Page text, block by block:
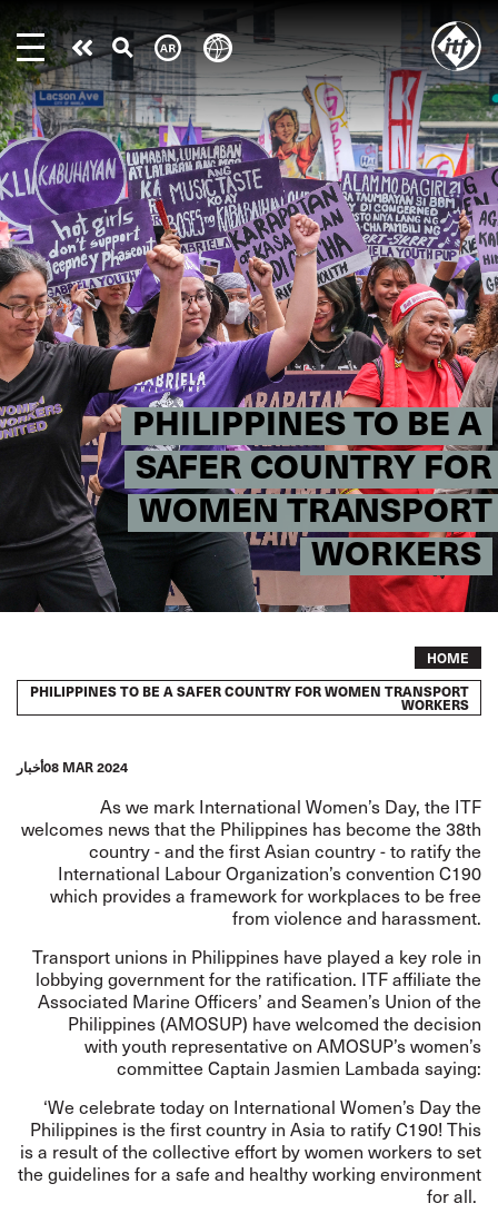
to
main
content
PHILIPPINES TO BE A
SAFER COUNTRY FOR
WOMEN TRANSPORT
WORKERS
Take
action
Breadcrumb
HOME
PHILIPPINES TO BE A SAFER COUNTRY FOR WOMEN TRANSPORT
WORKERS
أخبار08 MAR 2024
As we mark International Women’s Day, the ITF
welcomes news that the Philippines has become the 38th
country - and the first Asian country - to ratify the
International Labour Organization’s convention C190
which provides a framework for workplaces to be free
from violence and harassment.
Transport unions in Philippines have played a key role in
lobbying government for the ratification. ITF affiliate the
Associated Marine Officers’ and Seamen’s Union of the
Philippines (AMOSUP) have welcomed the decision
with youth representative on AMOSUP’s women’s
committee Captain Jasmien Lambada saying:
‘We celebrate today on International Women’s Day the
Philippines is the first country in Asia to ratify C190! This
is a result of the collective effort by women workers to set
the guidelines for a safe and healthy working environment
for all.